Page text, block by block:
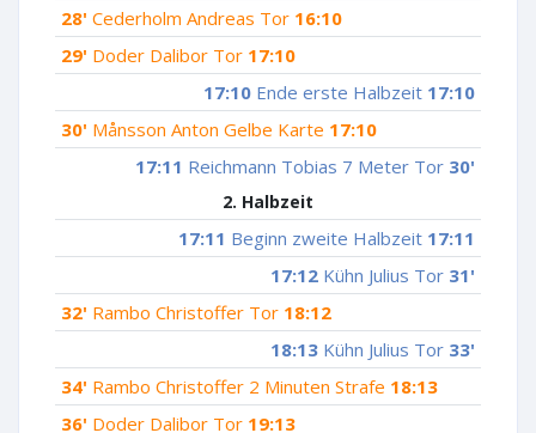
28' Cederholm Andreas Tor 16:10
29' Doder Dalibor Tor 17:10
17:10 Ende erste Halbzeit 17:10
30' Månsson Anton Gelbe Karte 17:10
17:11 Reichmann Tobias 7 Meter Tor 30'
2. Halbzeit
17:11 Beginn zweite Halbzeit 17:11
17:12 Kühn Julius Tor 31'
32' Rambo Christoffer Tor 18:12
18:13 Kühn Julius Tor 33'
34' Rambo Christoffer 2 Minuten Strafe 18:13
36' Doder Dalibor Tor 19:13